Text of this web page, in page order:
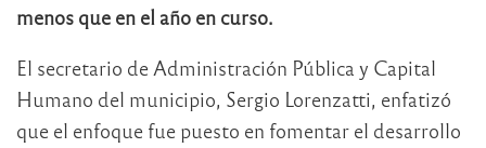
menos que en el año en curso.
El secretario de Administración Pública y Capital
Humano del municipio, Sergio Lorenzatti, enfatizó
que el enfoque fue puesto en fomentar el desarrollo